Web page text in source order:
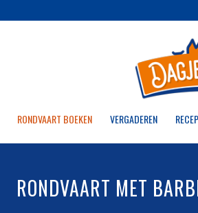
RONDVAART BOEKEN VERGADEREN
RONDVAART MET